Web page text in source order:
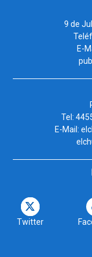
9 de
E-
Tel:
E-Mail:
Twitter